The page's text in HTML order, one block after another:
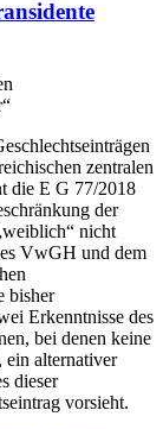
zentralen
die E G 77/2018
der
nicht
VwGH und dem
bisher
Erkenntnisse des
bei denen keine
ein alternativer
dieser
vorsieht.